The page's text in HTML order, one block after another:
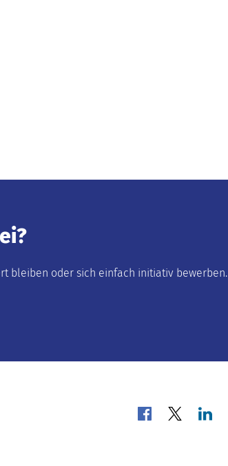
bleiben oder sich einfach initiativ bewerben.